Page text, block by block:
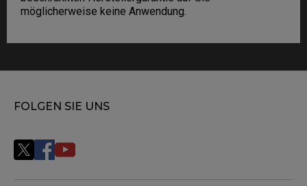
möglicherweise keine Anwendung.
FOLGEN SIE UNS